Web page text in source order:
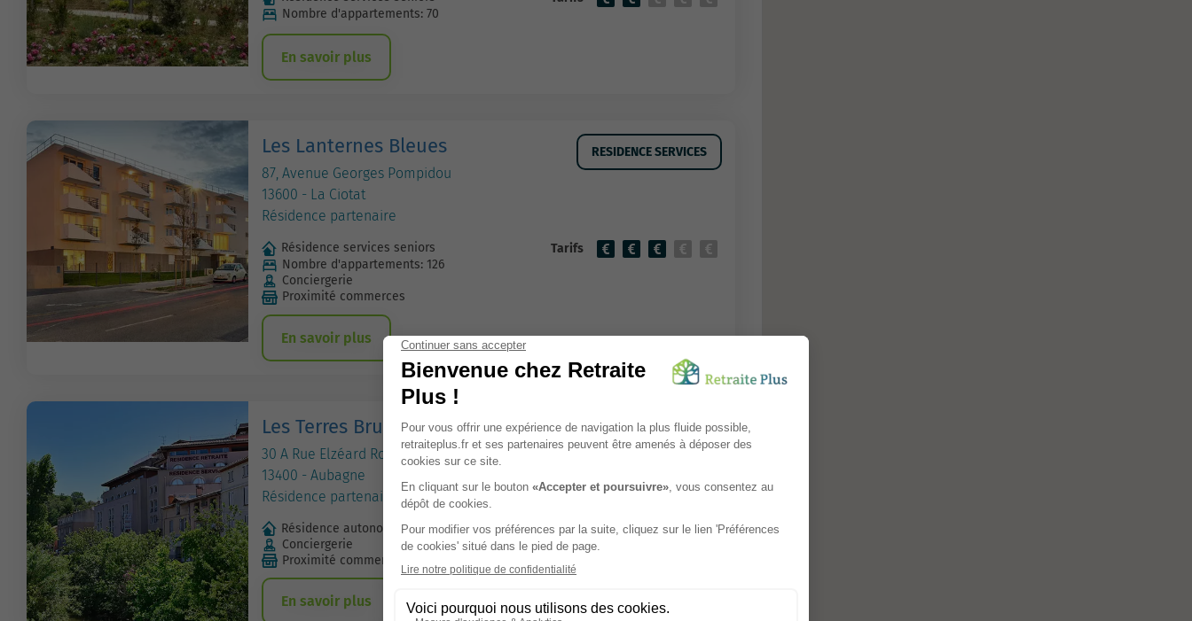
Nombre d'appartements: 70
En savoir plus
Les Lanternes Bleues
87, Avenue Georges Pompidou
13600 - La Ciotat
Résidence partenaire
RESIDENCE SERVICES
Résidence services seniors
Nombre d'appartements: 126
Conciergerie
Proximité commerces
Tarifs
En savoir plus
Les Terres Brunes
30 A Rue Elzéard Rougier
13400 - Aubagne
Résidence partenaire
RESIDENCE AUTONOMIE
Résidence autonomie
Conciergerie
Proximité commerces
Tarifs
En savoir plus